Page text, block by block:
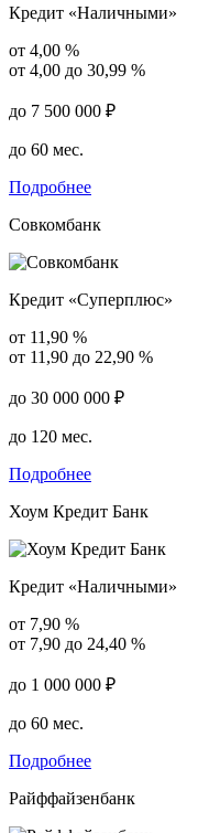
Кредит «Наличными»
от 4,00 %
от 4,00 до 30,99 %
до 7 500 000 ₽
до 60 мес.
Подробнее
Совкомбанк
Кредит «Суперплюс»
от 11,90 %
от 11,90 до 22,90 %
до 30 000 000 ₽
до 120 мес.
Подробнее
Хоум Кредит Банк
Кредит «Наличными»
от 7,90 %
от 7,90 до 24,40 %
до 1 000 000 ₽
до 60 мес.
Подробнее
Райффайзенбанк